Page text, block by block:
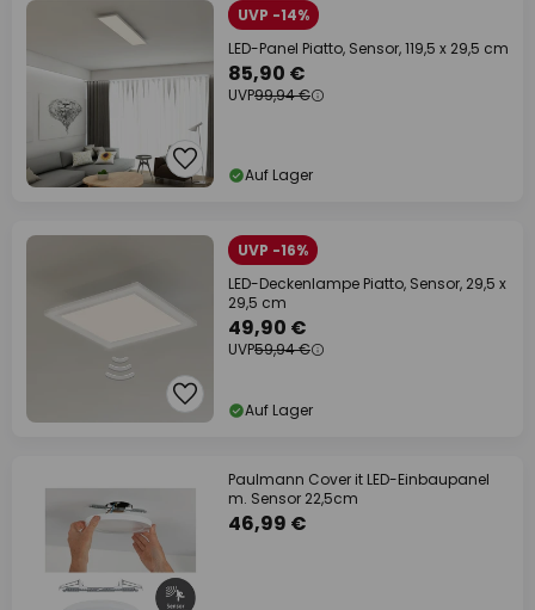
UVP -14%
LED-Panel Piatto, Sensor, 119,5 x 29,5 cm
85,90 €
UVP99,94 €
Auf Lager
UVP -16%
LED-Deckenlampe Piatto, Sensor, 29,5 x
29,5 cm
49,90 €
UVP59,94 €
Auf Lager
Paulmann Cover it LED-Einbaupanel
m. Sensor 22,5cm
46,99 €